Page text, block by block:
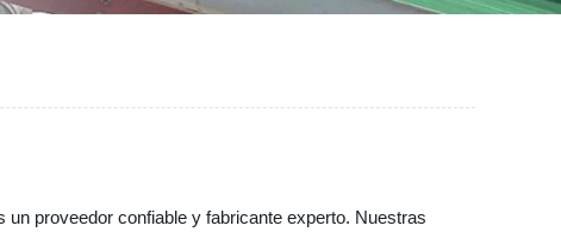
proveedor confiable y fabricante experto. Nuestras